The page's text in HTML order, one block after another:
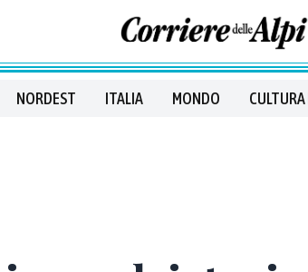
NORDEST ITALIA MONDO